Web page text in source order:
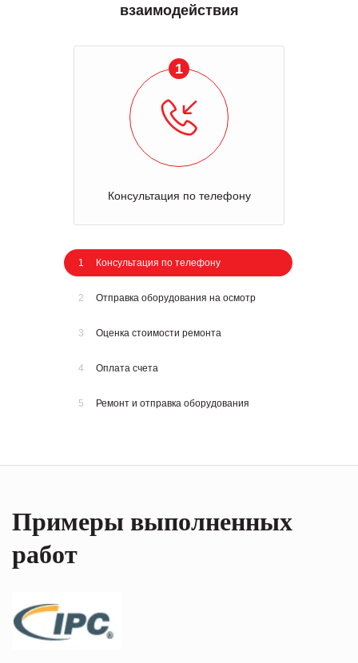
взаимодействия
1
Консультация по телефону
1 Консультация по телефону
2 Отправка оборудования на осмотр
3 Оценка стоимости ремонта
4 Оплата счета
5 Ремонт и отправка оборудования
Примеры выполненных
работ